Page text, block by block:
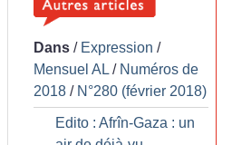
Dans / Expression /
Mensuel AL / Numéros de
2018 / N°280 (février 2018)
Edito : Afrîn-Gaza : un